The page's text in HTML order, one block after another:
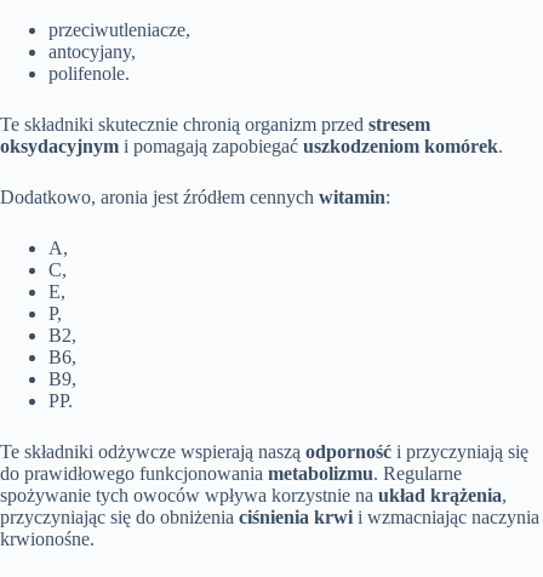
przeciwutleniacze,
antocyjany,
polifenole.
Te składniki skutecznie chronią organizm przed stresem
oksydacyjnym i pomagają zapobiegać uszkodzeniom komórek.
Dodatkowo, aronia jest źródłem cennych witamin:
A,
C,
E,
P,
B2,
B6,
B9,
PP.
Te składniki odżywcze wspierają naszą odporność i przyczyniają się
do prawidłowego funkcjonowania metabolizmu. Regularne
spożywanie tych owoców wpływa korzystnie na układ krążenia,
przyczyniając się do obniżenia ciśnienia krwi i wzmacniając naczynia
krwionośne.